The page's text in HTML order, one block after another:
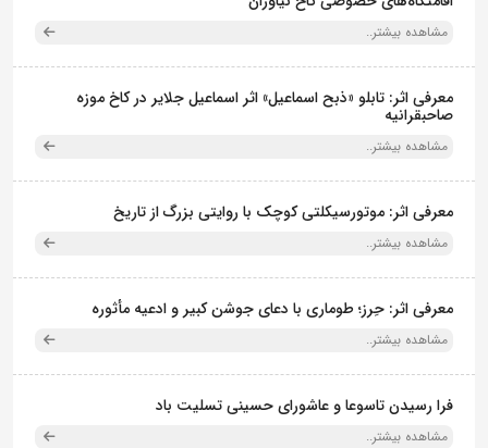
مشاهده بیشتر..
معرفی اثر: تابلو «ذبح اسماعیل» اثر اسماعیل جلایر در کاخ موزه
صاحبقرانیه
مشاهده بیشتر..
معرفی اثر: موتورسیکلتی کوچک با روایتی بزرگ از تاریخ
مشاهده بیشتر..
معرفی اثر: حِرز؛ طوماری با دعای جوشن کبیر و ادعیه مأثوره
مشاهده بیشتر..
فرا رسیدن تاسوعا و عاشورای حسینی تسلیت باد
مشاهده بیشتر..